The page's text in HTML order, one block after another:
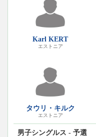
Karl KERT
エストニア
タウリ・キルク
エストニア
男子シングルス - 予選